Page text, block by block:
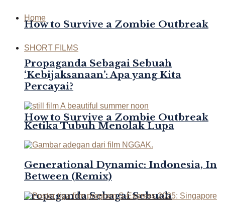
Home
SHORT FILMS
How to Survive a Zombie Outbreak
Propaganda Sebagai Sebuah
How to Survive a Zombie Outbreak
Propaganda Sebagai Sebuah
‘Kebijaksanaan’: Apa yang Kita
Percayai?
Ketika Tubuh Menolak Lupa
Generational Dynamic: Indonesia, In
Between (Remix)